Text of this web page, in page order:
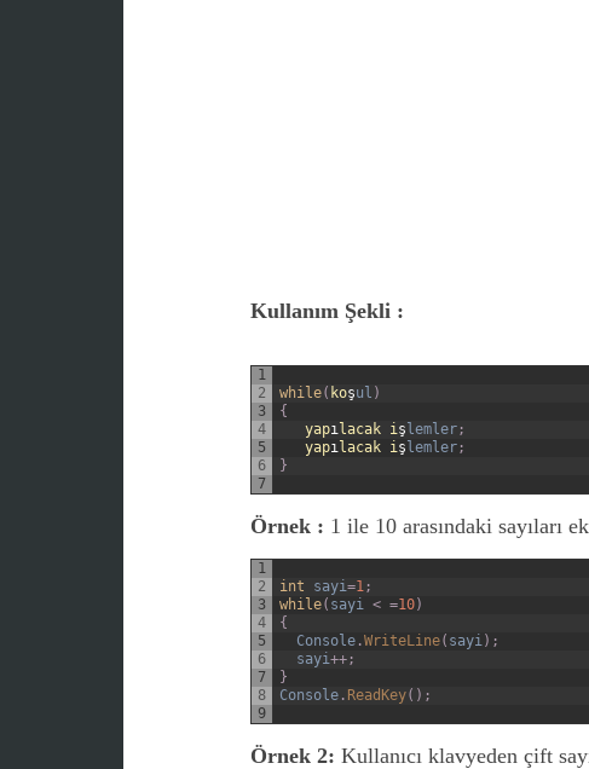
Kullanım Şekli :
1
2
3
4
5
6
7
while( koşul )
{
yapılacak iş lemler ;
yapılacak iş lemler;
}
Örnek : 1 ile 10 arasındaki sayıları
1
2
3
4
5
6
7
8
9
int sayi=1 ;
while( sayi < =10)
{
Console .WriteLine( sayi) ;
sayi++ ;
}
Console . ReadKey( ) ;
Örnek 2: Kullanıcı klavyeden çift